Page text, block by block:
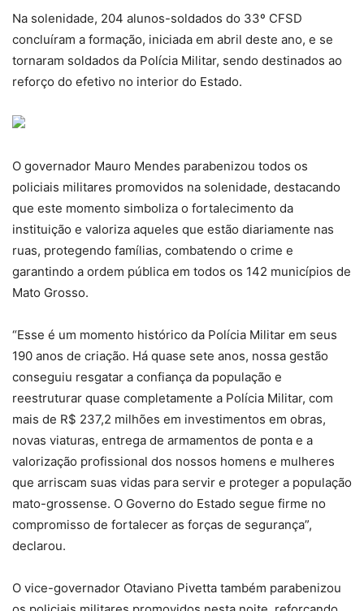
Na solenidade, 204 alunos-soldados do 33º CFSD
concluíram a formação, iniciada em abril deste ano, e se
tornaram soldados da Polícia Militar, sendo destinados ao
reforço do efetivo no interior do Estado.
O governador Mauro Mendes parabenizou todos os
policiais militares promovidos na solenidade, destacando
que este momento simboliza o fortalecimento da
instituição e valoriza aqueles que estão diariamente nas
ruas, protegendo famílias, combatendo o crime e
garantindo a ordem pública em todos os 142 municípios de
Mato Grosso.
“Esse é um momento histórico da Polícia Militar em seus
190 anos de criação. Há quase sete anos, nossa gestão
conseguiu resgatar a confiança da população e
reestruturar quase completamente a Polícia Militar, com
mais de R$ 237,2 milhões em investimentos em obras,
novas viaturas, entrega de armamentos de ponta e a
valorização profissional dos nossos homens e mulheres
que arriscam suas vidas para servir e proteger a população
mato-grossense. O Governo do Estado segue firme no
compromisso de fortalecer as forças de segurança”,
declarou.
O vice-governador Otaviano Pivetta também parabenizou